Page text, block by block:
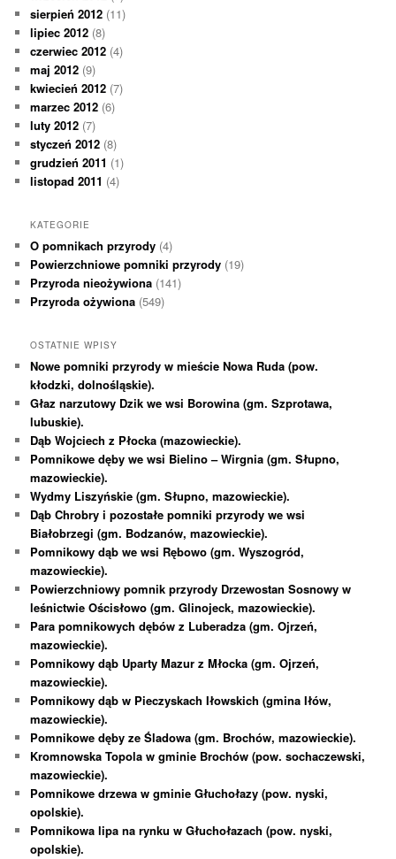
sierpień 2012 (11)
lipiec 2012 (8)
czerwiec 2012 (4)
maj 2012 (9)
kwiecień 2012 (7)
marzec 2012 (6)
luty 2012 (7)
styczeń 2012 (8)
grudzień 2011 (1)
listopad 2011 (4)
KATEGORIE
O pomnikach przyrody (4)
Powierzchniowe pomniki przyrody (19)
Przyroda nieożywiona (141)
Przyroda ożywiona (549)
OSTATNIE WPISY
Nowe pomniki przyrody w mieście Nowa Ruda (pow.
kłodzki, dolnośląskie).
Głaz narzutowy Dzik we wsi Borowina (gm. Szprotawa,
lubuskie).
Dąb Wojciech z Płocka (mazowieckie).
Pomnikowe dęby we wsi Bielino – Wirgnia (gm. Słupno,
mazowieckie).
Wydmy Liszyńskie (gm. Słupno, mazowieckie).
Dąb Chrobry i pozostałe pomniki przyrody we wsi
Białobrzegi (gm. Bodzanów, mazowieckie).
Pomnikowy dąb we wsi Rębowo (gm. Wyszogród,
mazowieckie).
Powierzchniowy pomnik przyrody Drzewostan Sosnowy w
leśnictwie Ościsłowo (gm. Glinojeck, mazowieckie).
Para pomnikowych dębów z Luberadza (gm. Ojrzeń,
mazowieckie).
Pomnikowy dąb Uparty Mazur z Młocka (gm. Ojrzeń,
mazowieckie).
Pomnikowy dąb w Pieczyskach Iłowskich (gmina Iłów,
mazowieckie).
Pomnikowe dęby ze Śladowa (gm. Brochów, mazowieckie).
Kromnowska Topola w gminie Brochów (pow. sochaczewski,
mazowieckie).
Pomnikowe drzewa w gminie Głuchołazy (pow. nyski,
opolskie).
Pomnikowa lipa na rynku w Głuchołazach (pow. nyski,
opolskie).